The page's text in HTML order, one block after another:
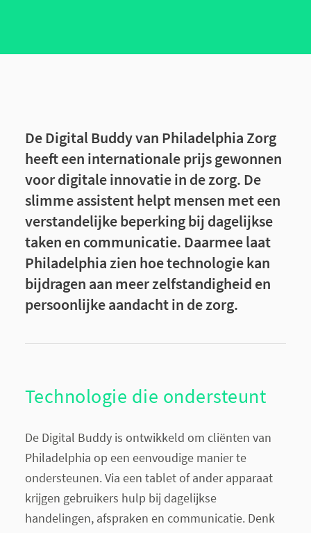
De Digital Buddy van Philadelphia Zorg
heeft een internationale prijs gewonnen
voor digitale innovatie in de zorg. De
slimme assistent helpt mensen met een
verstandelijke beperking bij dagelijkse
taken en communicatie. Daarmee laat
Philadelphia zien hoe technologie kan
bijdragen aan meer zelfstandigheid en
persoonlijke aandacht in de zorg.
Technologie die ondersteunt
De Digital Buddy is ontwikkeld om cliënten van
Philadelphia op een eenvoudige manier te
ondersteunen. Via een tablet of ander apparaat
krijgen gebruikers hulp bij dagelijkse
handelingen, afspraken en communicatie. Denk